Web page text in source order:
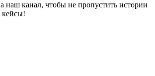
наш канал, чтобы не пропустить истории
кейсы!